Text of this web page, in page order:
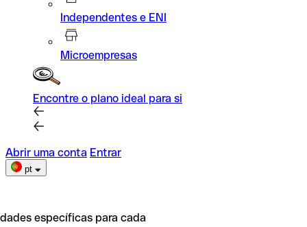
Independentes e ENI
Microempresas
Encontre o plano ideal para si
Abrir uma conta Entrar
pt
específicas para cada